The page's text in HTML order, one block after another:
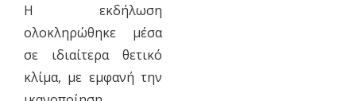
Η εκδήλωση
ολοκληρώθηκε μέσα
σε ιδιαίτερα θετικό
κλίμα, με εμφανή την